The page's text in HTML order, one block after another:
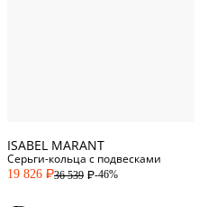
ISABEL MARANT
Серьги-кольца с подвесками
19 826 P36 539 P-46%